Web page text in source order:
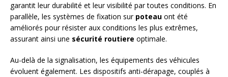
garantit leur durabilité et leur visibilité par toutes conditions. En
parallèle, les systèmes de fixation sur poteau ont été
améliorés pour résister aux conditions les plus extrêmes,
assurant ainsi une sécurité routiere optimale.
Au-delà de la signalisation, les équipements des véhicules
évoluent également. Les dispositifs anti-dérapage, couplés à